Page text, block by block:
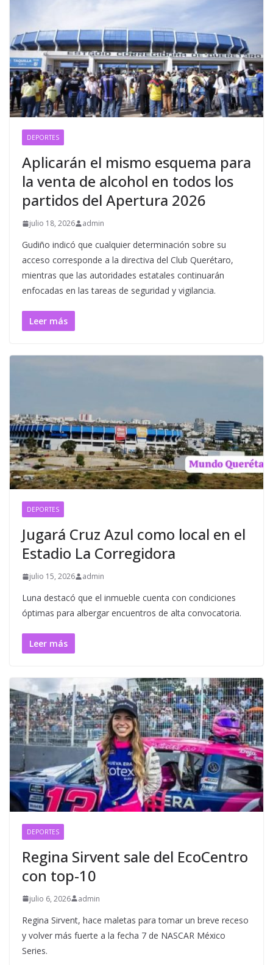
DEPORTES
Aplicarán el mismo esquema para
la venta de alcohol en todos los
partidos del Apertura 2026
julio 18, 2026 admin
Gudiño indicó que cualquier determinación sobre su
acceso corresponde a la directiva del Club Querétaro,
mientras que las autoridades estatales continuarán
enfocadas en las tareas de seguridad y vigilancia.
Leer más
DEPORTES
Jugará Cruz Azul como local en el
Estadio La Corregidora
julio 15, 2026 admin
Luna destacó que el inmueble cuenta con condiciones
óptimas para albergar encuentros de alta convocatoria.
Leer más
DEPORTES
Regina Sirvent sale del EcoCentro
con top-10
julio 6, 2026 admin
Regina Sirvent, hace maletas para tomar un breve receso
y volver más fuerte a la fecha 7 de NASCAR México
Series.